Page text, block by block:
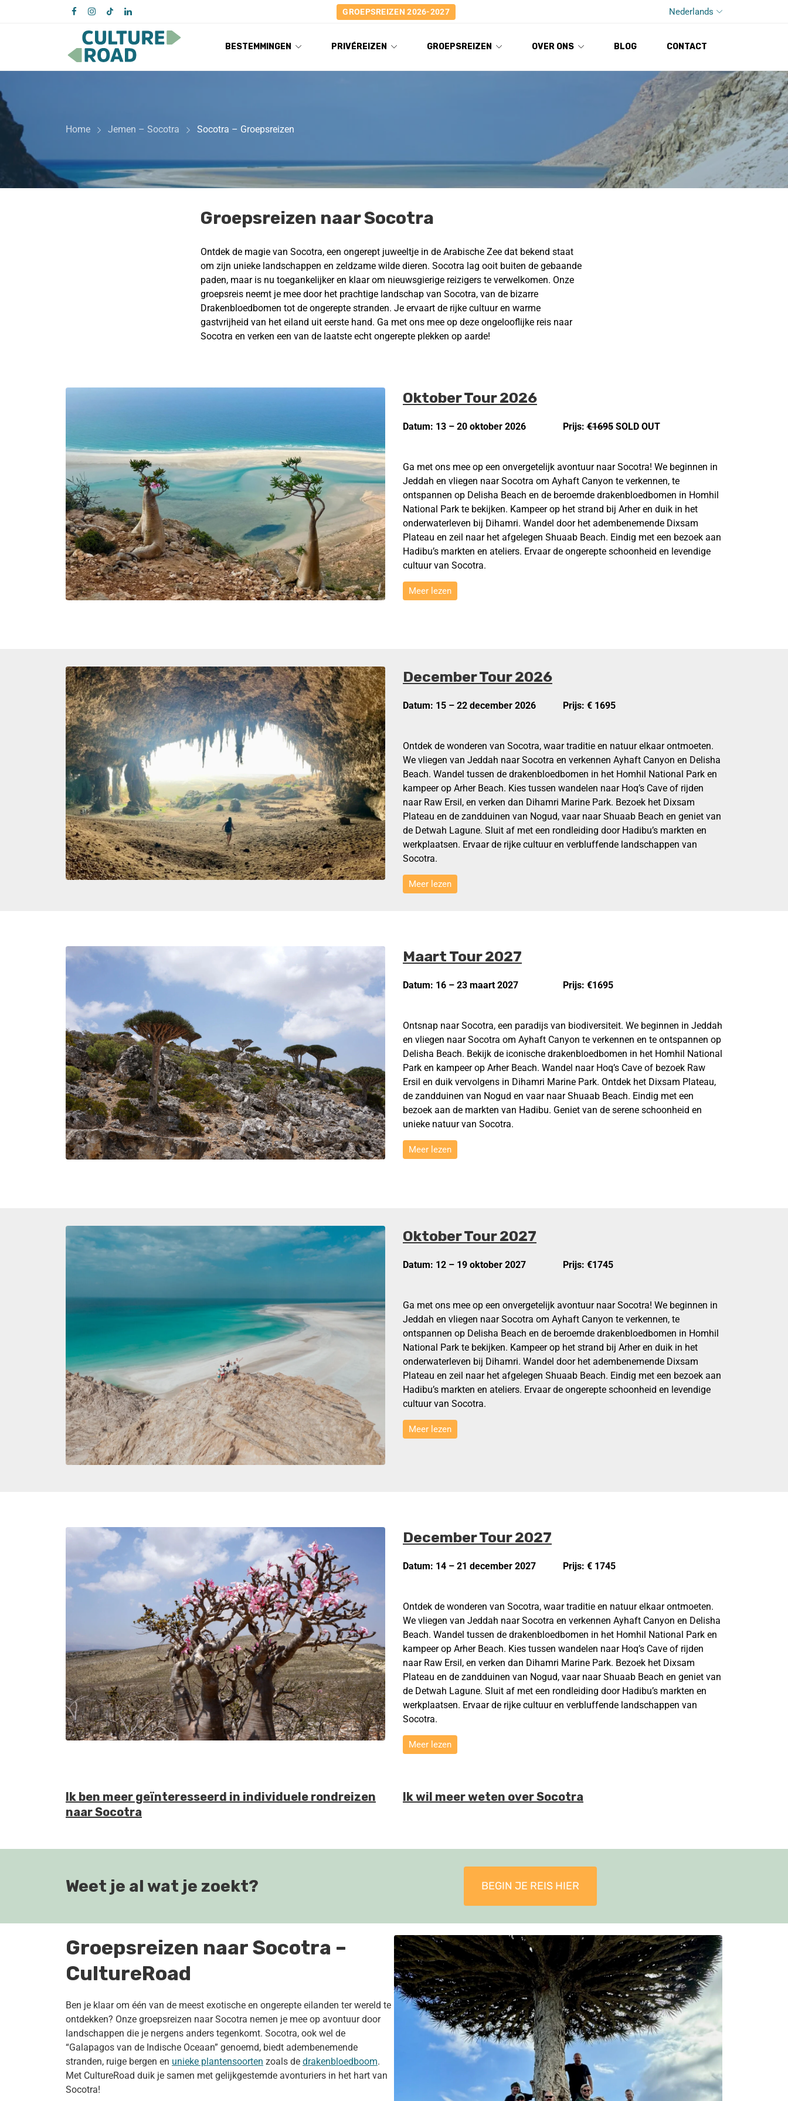
GROEPSREIZEN 2026-2027 Nederlands
BESTEMMINGEN PRIVÉREIZEN GROEPSREIZEN OVER ONS BLOG CONTACT
Home Jemen – Socotra Socotra – Groepsreizen
Groepsreizen naar Socotra
Ontdek de magie van Socotra, een ongerept juweeltje in de Arabische Zee dat bekend staat
om zijn unieke landschappen en zeldzame wilde dieren. Socotra lag ooit buiten de gebaande
paden, maar is nu toegankelijker en klaar om nieuwsgierige reizigers te verwelkomen. Onze
groepsreis neemt je mee door het prachtige landschap van Socotra, van de bizarre
Drakenbloedbomen tot de ongerepte stranden. Je ervaart de rijke cultuur en warme
gastvrijheid van het eiland uit eerste hand. Ga met ons mee op deze ongelooflijke reis naar
Socotra en verken een van de laatste echt ongerepte plekken op aarde!
Oktober Tour 2026
Datum: 13 – 20 oktober 2026 Prijs:€1695 SOLD OUT
Ga met ons mee op een onvergetelijk avontuur naar Socotra! We beginnen in
Jeddah en vliegen naar Socotra om Ayhaft Canyon te verkennen, te
ontspannen op Delisha Beach en de beroemde drakenbloedbomen in Homhil
National Park te bekijken. Kampeer op het strand bij Arher en duik in het
onderwaterleven bij Dihamri. Wandel door het adembenemende Dixsam
Plateau en zeil naar het afgelegen Shuaab Beach. Eindig met een bezoek aan
Hadibu’s markten en ateliers. Ervaar de ongerepte schoonheid en levendige
cultuur van Socotra.
Meer lezen
December Tour 2026
Datum: 15 – 22 december 2026 Prijs: € 1695
Ontdek de wonderen van Socotra, waar traditie en natuur elkaar ontmoeten.
We vliegen van Jeddah naar Socotra en verkennen Ayhaft Canyon en Delisha
Beach. Wandel tussen de drakenbloedbomen in het Homhil National Park en
kampeer op Arher Beach. Kies tussen wandelen naar Hoq’s Cave of rijden
naar Raw Ersil, en verken dan Dihamri Marine Park. Bezoek het Dixsam
Plateau en de zandduinen van Nogud, vaar naar Shuaab Beach en geniet van
de Detwah Lagune. Sluit af met een rondleiding door Hadibu’s markten en
werkplaatsen. Ervaar de rijke cultuur en verbluffende landschappen van
Socotra.
Meer lezen
Maart Tour 2027
Datum: 16 – 23 maart 2027 Prijs: €1695
Ontsnap naar Socotra, een paradijs van biodiversiteit. We beginnen in Jeddah
en vliegen naar Socotra om Ayhaft Canyon te verkennen en te ontspannen op
Delisha Beach. Bekijk de iconische drakenbloedbomen in het Homhil National
Park en kampeer op Arher Beach. Wandel naar Hoq’s Cave of bezoek Raw
Ersil en duik vervolgens in Dihamri Marine Park. Ontdek het Dixsam Plateau,
de zandduinen van Nogud en vaar naar Shuaab Beach. Eindig met een
bezoek aan de markten van Hadibu. Geniet van de serene schoonheid en
unieke natuur van Socotra.
Meer lezen
Oktober Tour 2027
Datum: 12 – 19 oktober 2027 Prijs: €1745
Ga met ons mee op een onvergetelijk avontuur naar Socotra! We beginnen in
Jeddah en vliegen naar Socotra om Ayhaft Canyon te verkennen, te
ontspannen op Delisha Beach en de beroemde drakenbloedbomen in Homhil
National Park te bekijken. Kampeer op het strand bij Arher en duik in het
onderwaterleven bij Dihamri. Wandel door het adembenemende Dixsam
Plateau en zeil naar het afgelegen Shuaab Beach. Eindig met een bezoek aan
Hadibu’s markten en ateliers. Ervaar de ongerepte schoonheid en levendige
cultuur van Socotra.
Meer lezen
December Tour 2027
Datum: 14 – 21 december 2027 Prijs: € 1745
Ontdek de wonderen van Socotra, waar traditie en natuur elkaar ontmoeten.
We vliegen van Jeddah naar Socotra en verkennen Ayhaft Canyon en Delisha
Beach. Wandel tussen de drakenbloedbomen in het Homhil National Park en
kampeer op Arher Beach. Kies tussen wandelen naar Hoq’s Cave of rijden
naar Raw Ersil, en verken dan Dihamri Marine Park. Bezoek het Dixsam
Plateau en de zandduinen van Nogud, vaar naar Shuaab Beach en geniet van
de Detwah Lagune. Sluit af met een rondleiding door Hadibu’s markten en
werkplaatsen. Ervaar de rijke cultuur en verbluffende landschappen van
Socotra.
Meer lezen
Ik ben meer geïnteresseerd in individuele rondreizen
naar Socotra
Ik wil meer weten over Socotra
Weet je al wat je zoekt? BEGIN JE REIS HIER
Groepsreizen naar Socotra –
CultureRoad
Ben je klaar om één van de meest exotische en ongerepte eilanden ter wereld te
ontdekken? Onze groepsreizen naar Socotra nemen je mee op avontuur door
landschappen die je nergens anders tegenkomt. Socotra, ook wel de
“Galapagos van de Indische Oceaan” genoemd, biedt adembenemende
stranden, ruige bergen en unieke plantensoorten zoals de drakenbloedboom.
Met CultureRoad duik je samen met gelijkgestemde avonturiers in het hart van
Socotra!